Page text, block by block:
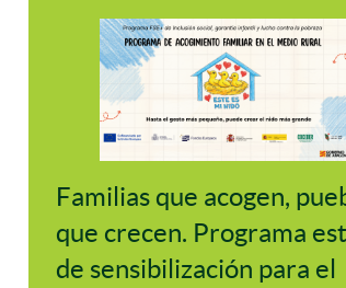
Familias que acogen,
que crecen. Programa
de sensibilización para el